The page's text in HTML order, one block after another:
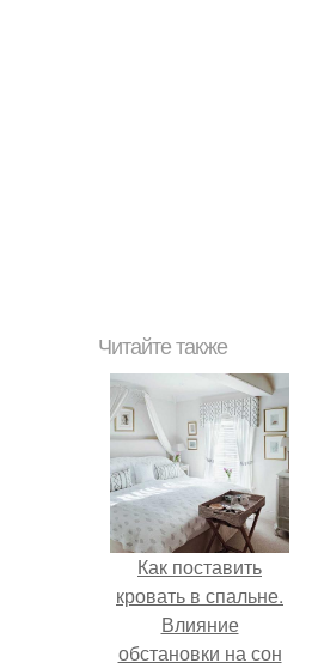
Читайте также
Как поставить
кровать в спальне.
Влияние
обстановки на сон